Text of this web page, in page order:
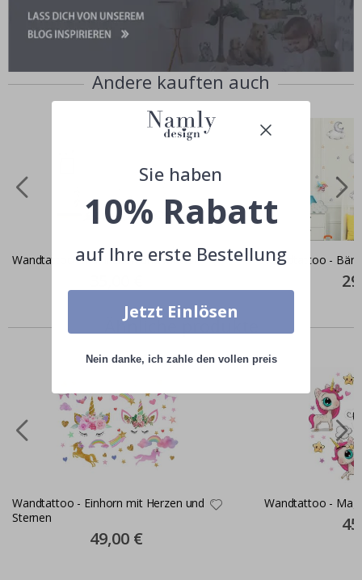
Andere kauften auch
Wandtattoo - Kaninchen und Mutter Wandtattoo - Bär
Ähnliche produkte
Wandtattoo - Einhorn mit Herzen und
Sternen
Special
Price
49,00 €
Wandtattoo -
Sie haben
10% Rabatt
auf Ihre erste Bestellung
Jetzt Einlösen
Nein danke, ich zahle den vollen preis